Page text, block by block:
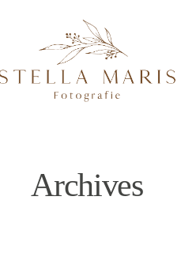
Archives